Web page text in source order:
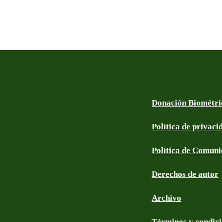
Donación
Política de
Política de
Derechos de autor
Archivo